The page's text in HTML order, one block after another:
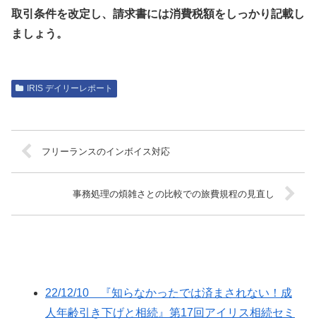
取引条件を改定し、請求書には消費税額をしっかり記載し
ましょう。
IRIS デイリーレポート
フリーランスのインボイス対応
事務処理の煩雑さとの比較での旅費規程の見直し
22/12/10 『知らなかったでは済まされない！成
人年齢引き下げと相続』第17回アイリス相続セミ